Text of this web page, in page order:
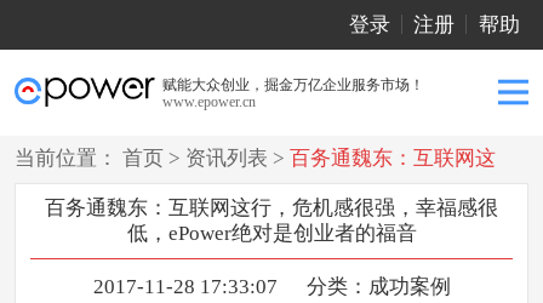
登录 注册 帮助
赋能大众创业，掘金万亿企业服务市场！
www.epower.cn
当前位置： 首页 > 资讯列表 > 百务通魏东：互联网这
行，危机感很强，幸福感很低，ePower绝对是创业者的
百务通魏东：互联网这行，危机感很强，幸福感很
低，ePower绝对是创业者的福音
2017-11-28 17:33:07 分类： 成功案例